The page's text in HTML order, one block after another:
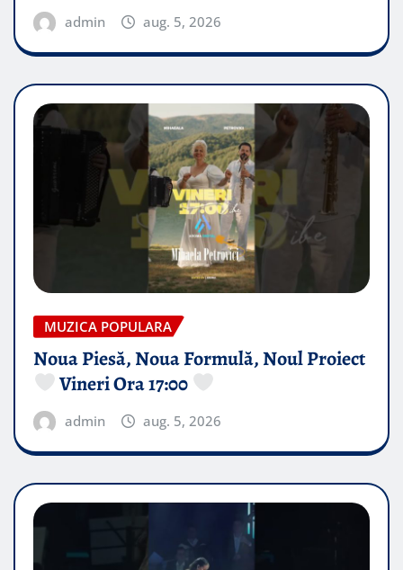
admin aug. 5, 2026
MUZICA POPULARA
Noua Piesă, Noua Formulă, Noul Proiect
Vineri Ora 17:00
admin aug. 5, 2026